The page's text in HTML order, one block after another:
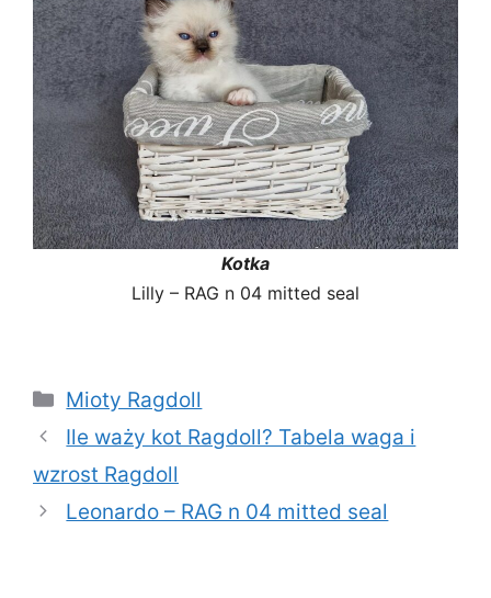
Kotka
Lilly – RAG n 04 mitted seal
Kategorie
Mioty Ragdoll
Ile waży kot Ragdoll? Tabela waga i
wzrost Ragdoll
Leonardo – RAG n 04 mitted seal